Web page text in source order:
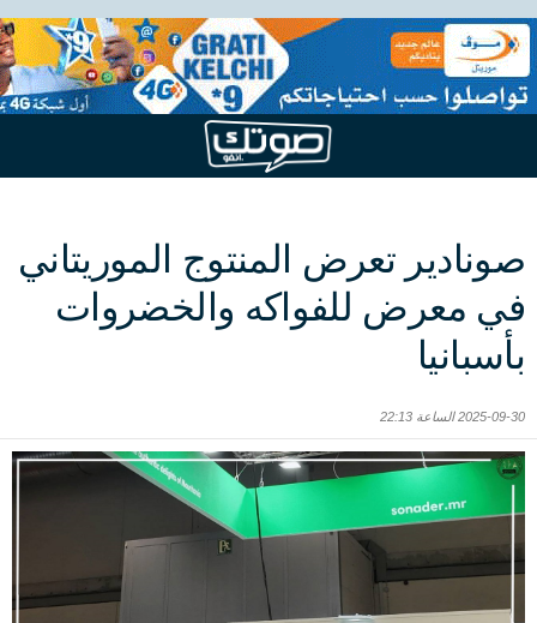
صونادير تعرض المنتوج الموريتاني
في معرض للفواكه والخضروات
بأسبانيا
2025-09-30 الساعة 22:13